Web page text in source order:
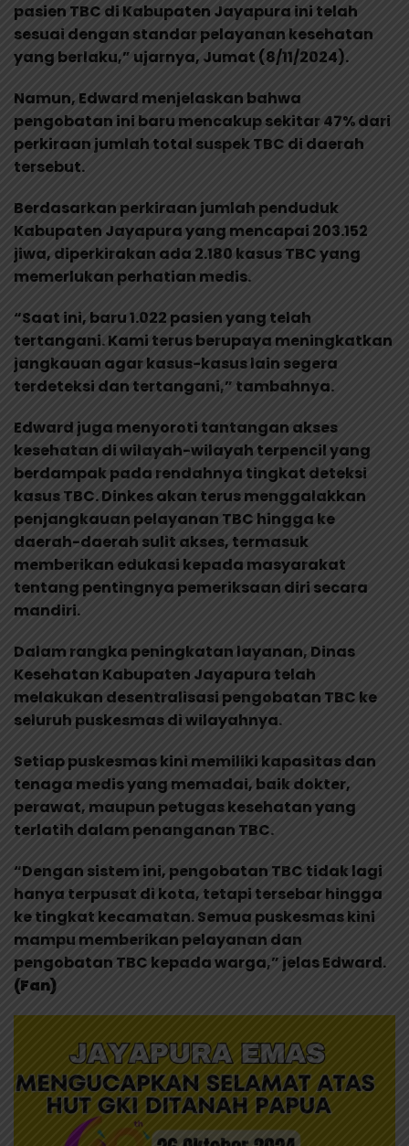
pasien TBC di Kabupaten Jayapura ini telah
sesuai dengan standar pelayanan kesehatan
yang berlaku,” ujarnya, Jumat (8/11/2024).
Namun, Edward menjelaskan bahwa
pengobatan ini baru mencakup sekitar 47% dari
perkiraan jumlah total suspek TBC di daerah
tersebut.
Berdasarkan perkiraan jumlah penduduk
Kabupaten Jayapura yang mencapai 203.152
jiwa, diperkirakan ada 2.180 kasus TBC yang
memerlukan perhatian medis.
“Saat ini, baru 1.022 pasien yang telah
tertangani. Kami terus berupaya meningkatkan
jangkauan agar kasus-kasus lain segera
terdeteksi dan tertangani,” tambahnya.
Edward juga menyoroti tantangan akses
kesehatan di wilayah-wilayah terpencil yang
berdampak pada rendahnya tingkat deteksi
kasus TBC. Dinkes akan terus menggalakkan
penjangkauan pelayanan TBC hingga ke
daerah-daerah sulit akses, termasuk
memberikan edukasi kepada masyarakat
tentang pentingnya pemeriksaan diri secara
mandiri.
Dalam rangka peningkatan layanan, Dinas
Kesehatan Kabupaten Jayapura telah
melakukan desentralisasi pengobatan TBC ke
seluruh puskesmas di wilayahnya.
Setiap puskesmas kini memiliki kapasitas dan
tenaga medis yang memadai, baik dokter,
perawat, maupun petugas kesehatan yang
terlatih dalam penanganan TBC.
“Dengan sistem ini, pengobatan TBC tidak lagi
hanya terpusat di kota, tetapi tersebar hingga
ke tingkat kecamatan. Semua puskesmas kini
mampu memberikan pelayanan dan
pengobatan TBC kepada warga,” jelas Edward.
(Fan)